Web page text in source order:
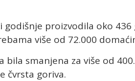
proizvodila oko 436
više od 72.000
smanjena za više od
čvrsta goriva.